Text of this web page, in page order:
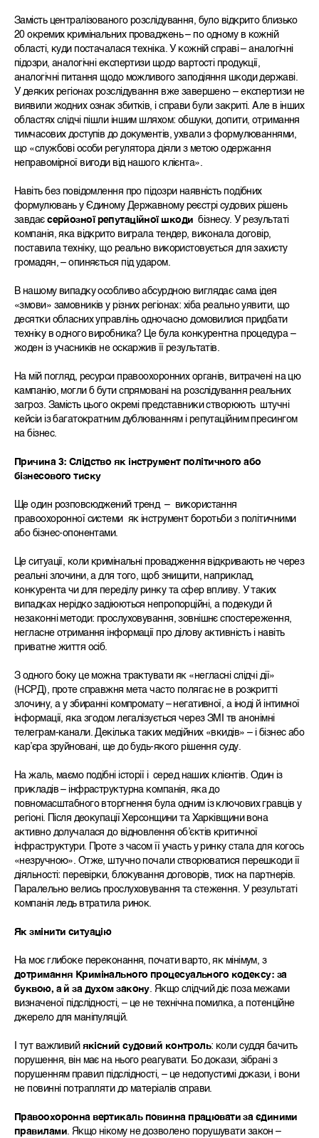
Замість централізованого розслідування, було відкрито близько
20 окремих кримінальних проваджень – по одному в кожній
області, куди постачалася техніка. У кожній справі – аналогічні
підозри, аналогічні експертизи щодо вартості продукції,
аналогічні питання щодо можливого заподіяння шкоди державі.
У деяких регіонах розслідування вже завершено – експертизи не
виявили жодних ознак збитків, і справи були закриті. Але в інших
областях слідчі пішли іншим шляхом: обшуки, допити, отримання
тимчасових доступів до документів, ухвали з формулюваннями,
що «службові особи регулятора діяли з метою одержання
неправомірної вигоди від нашого клієнта».
Навіть без повідомлення про підозри наявність подібних
формулювань у Єдиному Державному реєстрі судових рішень
завдаєсерйозноїрепутаційної шкоди бізнесу. У результаті
компанія, яка відкрито виграла тендер, виконала договір,
поставила техніку, що реально використовується для захисту
громадян, – опиняється під ударом.
В нашому випадку особливо абсурдною виглядає сама ідея
«змови» замовників у різних регіонах: хіба реально уявити, що
десятки обласних управлінь одночасно домовилися придбати
техніку в одного виробника? Це була конкурентна процедура –
жоден із учасників не оскаржив її результатів.
На мій погляд, ресурси правоохоронних органів, витрачені на цю
кампанію, могли б бути спрямовані на розслідування реальних
загроз. Замість цього окремі представники створюють штучні
кейсіи із багатократним дублюванням і репутаційним пресингом
на бізнес.
Причина 3: Слідство як інструмент політичного або
бізнесового тиску
Ще один розповсюджений тренд – використання
правоохоронної системи як інструмент боротьби з політичними
або бізнес-опонентами.
Це ситуації, коли кримінальні провадження відкривають не через
реальні злочини, а для того, щоб знищити, наприклад,
конкурента чи для переділу ринку та сфер впливу. У таких
випадках нерідко задіюються непропорційні, а подекуди й
незаконні методи: прослуховування, зовнішнє спостереження,
негласне отримання інформації про ділову активність і навіть
приватне життя осіб.
З одного боку це можна трактувати як «негласні слідчі дії»
(НСРД), проте справжня мета часто полягає не в розкритті
злочину, а у збиранні компромату – негативної, а іноді й інтимної
інформації, яка згодом легалізується через ЗМІ тв анонімні
телеграм-канали. Декілька таких медійних «вкидів» – і бізнес або
кар’єра зруйновані, ще до будь-якого рішення суду.
На жаль, маємо подібні історії і серед наших клієнтів. Один із
прикладів – інфраструктурна компанія, яка до
повномасштабного вторгнення була одним із ключових гравців у
регіоні. Після деокупації Херсонщини та Харківщини вона
активно долучалася до відновлення об’єктів критичної
інфраструктури. Проте з часом її участь у ринку стала для когось
«незручною». Отже, штучно почали створюватися перешкоди її
діяльності: перевірки, блокування договорів, тиск на партнерів.
Паралельно велись прослуховування та стеження. У результаті
компанія ледь втратила ринок.
Як змінити ситуацію
На моє глибоке переконання, почати варто, як мінімум, з
дотримання Кримінального процесуального кодексу: за
буквою, а й за духом закону. Якщо слідчий діє поза межами
визначеної підслідності, – це не технічна помилка, а потенційне
джерело для маніпуляцій.
І тут важливий якісний судовий контроль: коли суддя бачить
порушення, він має на нього реагувати. Бо докази, зібрані з
порушенням правил підслідності, – це недопустимі докази, і вони
не повинні потрапляти до матеріалів справи.
Правоохоронна вертикаль повинна працювати за єдиними
правилами. Якщо нікому не дозволено порушувати закон –